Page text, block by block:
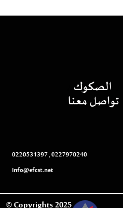
الصكوك
تواصل معنا
0227970240 , 0220531397
Info@efcst.net